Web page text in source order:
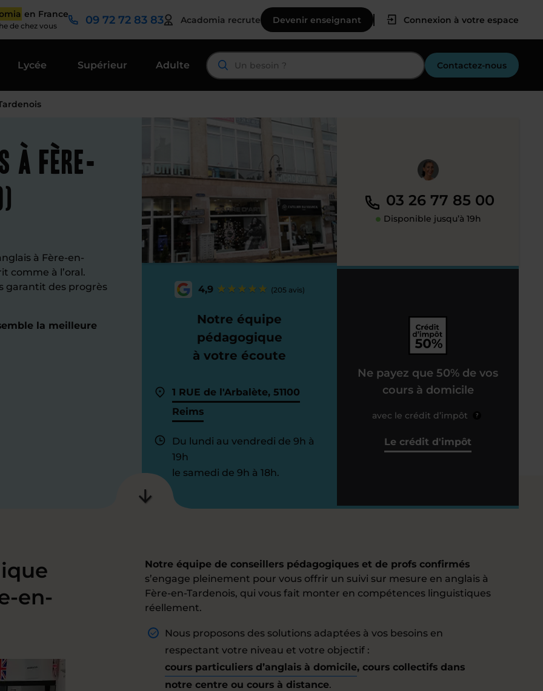
en France
de chez vous 09 72 72 83 83 Acadomia recrute Devenir enseignant Connexion à votre espace
Lycée Supérieur Adulte Contactez-nous
à Fère-
à Fère-en-
comme à l’oral.
garantit des progrès
la meilleure
4,9 (205 avis)
Notre équipe
pédagogique
à votre écoute
1 RUE de l'Arbalète, 51100
Reims
Du lundi au vendredi de 9h à
19h
le samedi de 9h à 18h.
03 26 77 85 00
Disponible jusqu’à 19h
Ne payez que 50% de vos
cours à domicile
avec le crédit d’impôt ?
Le crédit d'impôt
en-
Notre équipe de conseillers pédagogiques et de profs confirmés
s’engage pleinement pour vous offrir un suivi sur mesure en anglais à
Fère-en-Tardenois, qui vous fait monter en compétences linguistiques
réellement.
Nous proposons des solutions adaptées à vos besoins en
respectant votre niveau et votre objectif :
cours particuliers d’anglais à domicile, cours collectifs dans
notre centre ou cours à distance.